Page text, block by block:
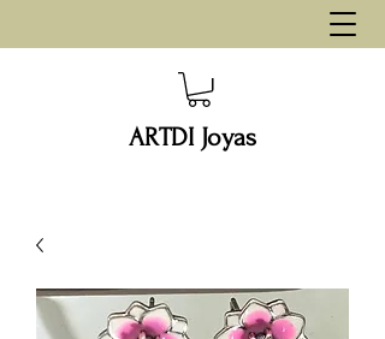
ARTDI Joyas